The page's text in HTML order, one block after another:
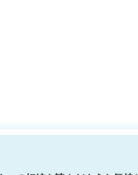
英語少しでも読める人は原文
Covid hit. Shit.
の短編を読んだような気持ち